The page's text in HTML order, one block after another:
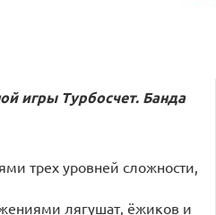
игры Турбосчет. Банда
трех уровней сложности,
лягушат, ёжиков и